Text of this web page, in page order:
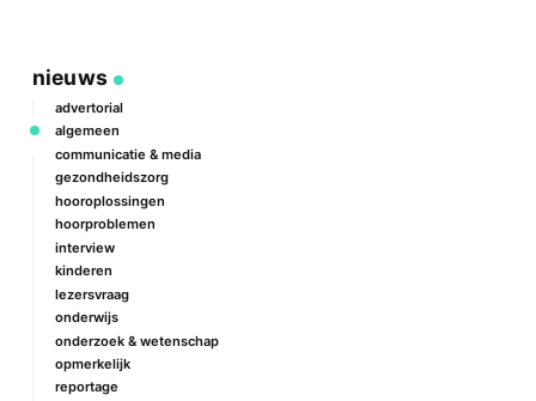
nieuws
advertorial
algemeen
communicatie & media
gezondheidszorg
hooroplossingen
hoorproblemen
interview
kinderen
lezersvraag
onderwijs
onderzoek & wetenschap
opmerkelijk
reportage